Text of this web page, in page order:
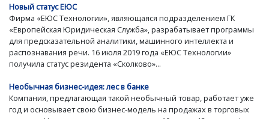
Новый статус ЕЮС
Фирма «ЕЮС Технологии», являющаяся подразделением ГК
«Европейская Юридическая Служба», разрабатывает программы
для предсказательной аналитики, машинного интеллекта и
распознавания речи. 16 июля 2019 года «ЕЮС Технологии»
получила статус резидента «Сколково»...
Необычная бизнес-идея: лес в банке
Компания, предлагающая такой необычный товар, работает уже
год и основывает свою бизнес-модель на продажах в торговых